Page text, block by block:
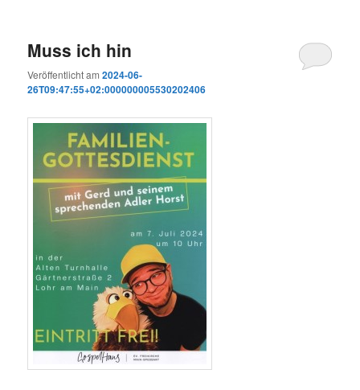
Muss ich hin
Veröffentlicht am2024-06-
26T09:47:55+02:000000005530202406